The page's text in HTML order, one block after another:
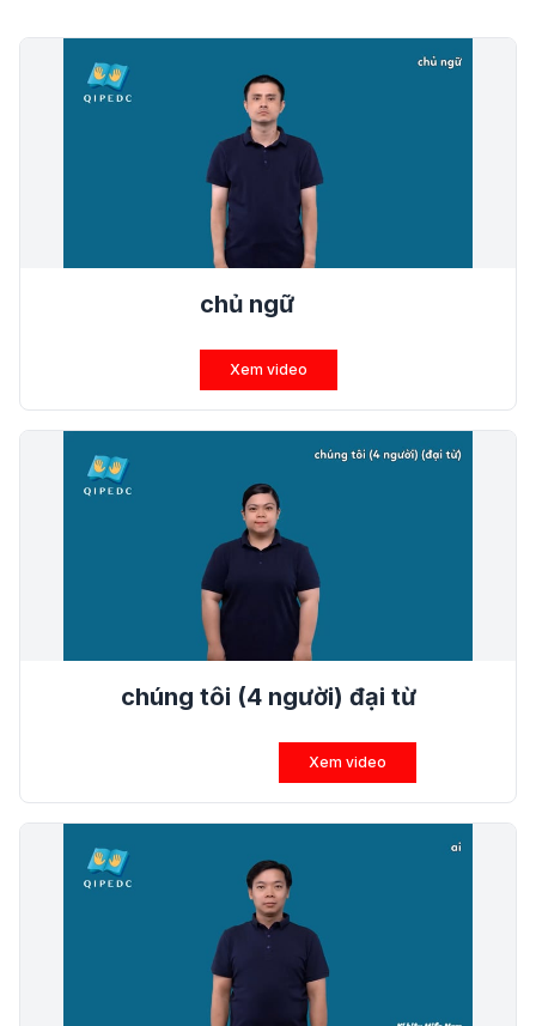
chủ ngữ
Xem video
chúng tôi (4 người) đại từ
Xem video